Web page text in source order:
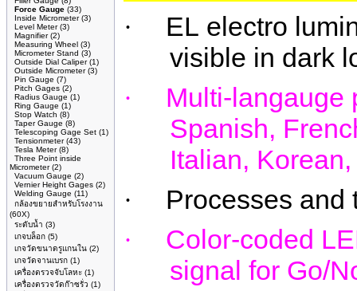
Force Gauge (33)
Inside Micrometer(3)
Level Meter(3)
Magnifier(2)
Measuring Wheel (3)
Micrometer Stand (3)
Outside Dial Caliper(1)
Outside Micrometer(3)
Pin Gauge (7)
Pitch Gages (2)
Radius Gauge (1)
Ring Gauge (1)
Stop Watch (8)
Taper Gauge (8)
Telescoping Gage Set (1)
Tensionmeter(43)
Tesla Meter(8)
Three Point inside
Micrometer(2)
Vacuum Gauge (2)
Vernier Height Gages (2)
Welding Gauge (11)
กล้องขยายสำหรับโรงงาน
(60X)
ระดับน้ำ (3)
เกจบล็อก (5)
เกจวัดขนาดรูแกนใน (2)
เกจวัดจานเบรก (1)
เครื่องตรวจจับโลหะ (1)
เครื่องตรวจวัดก๊าซรั่ว (1)
· EL electro
visible in dark
· Multi-langauge
Spanish,
Italian,
· Processes and
·
Color-coded
signal for Go/